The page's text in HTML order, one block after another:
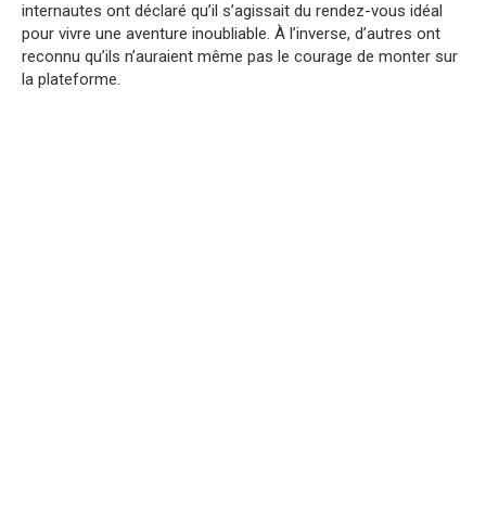
internautes ont déclaré qu’il s’agissait du rendez-vous idéal
pour vivre une aventure inoubliable. À l’inverse, d’autres ont
reconnu qu’ils n’auraient même pas le courage de monter sur
la plateforme.